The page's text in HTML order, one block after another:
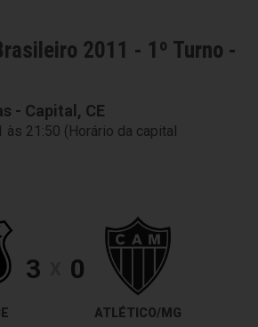
2011 - 1º Turno -
- Capital, CE
às 21:50 (Horário da capital
3 0
ATLÉTICO/MG